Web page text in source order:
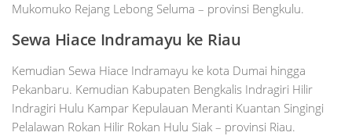
Mukomuko Rejang Lebong Seluma – provinsi Bengkulu.
Sewa Hiace Indramayu ke Riau
Kemudian Sewa Hiace Indramayu ke kota Dumai hingga
Pekanbaru. Kemudian Kabupaten Bengkalis Indragiri Hilir
Indragiri Hulu Kampar Kepulauan Meranti Kuantan Singingi
Pelalawan Rokan Hilir Rokan Hulu Siak – provinsi Riau.